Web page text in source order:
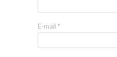
E-mail *